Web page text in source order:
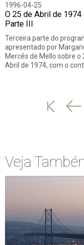
1996-04-25
O 25 de Abril de 1974
Parte III
Terceira parte do
apresentado por
Mercês de Mello sobre o
Abril de 1974, com o
'
'
Veja